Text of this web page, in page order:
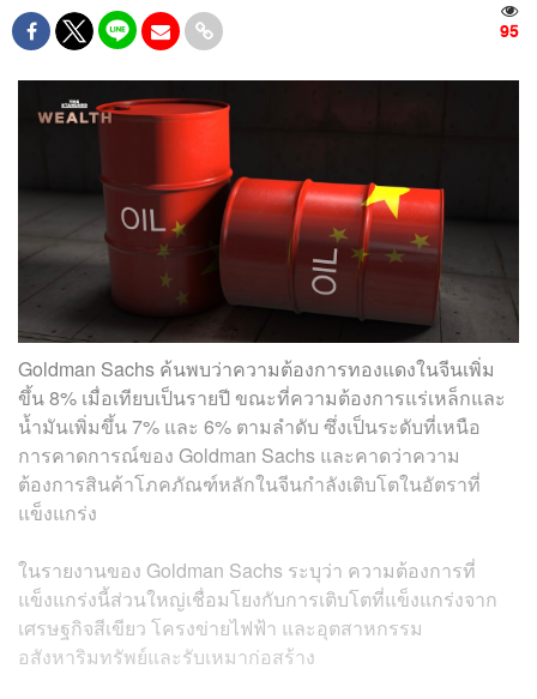
95
Goldman Sachs ค้นพบว่าความต้องการทองแดงในจีนเพิ่ม
ขึ้น 8% เมื่อเทียบเป็นรายปี ขณะที่ความต้องการแร่เหล็กและ
น้ำมันเพิ่มขึ้น 7% และ 6% ตามลำดับ ซึ่งเป็นระดับที่เหนือ
การคาดการณ์ของ Goldman Sachs และคาดว่าความ
ต้องการสินค้าโภคภัณฑ์หลักในจีนกำลังเติบโตในอัตราที่
แข็งแกร่ง
ในรายงานของ Goldman Sachs ระบุว่า ความต้องการที่
แข็งแกร่งนี้ส่วนใหญ่เชื่อมโยงกับการเติบโตที่แข็งแกร่งจาก
เศรษฐกิจสีเขียว โครงข่ายไฟฟ้า และอุตสาหกรรม
อสังหาริมทรัพย์และรับเหมาก่อสร้าง